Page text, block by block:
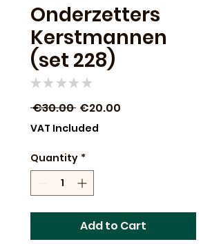
Onderzetters
Kerstmannen
(set 228)
★ ★ ★ ★ ★
€30.00 Regular
Price
€20.00
VAT Included
Quantity *
Add to Cart